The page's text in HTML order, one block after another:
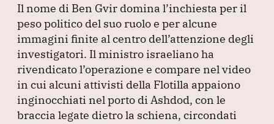
Il nome di Ben Gvir domina l’inchiesta per il
peso politico del suo ruolo e per alcune
immagini finite al centro dell’attenzione degli
investigatori. Il ministro israeliano ha
rivendicato l’operazione e compare nel video
in cui alcuni attivisti della Flotilla appaiono
inginocchiati nel porto di Ashdod, con le
braccia legate dietro la schiena, circondati